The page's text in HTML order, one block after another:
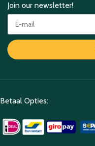
Join our newsletter!
Betaal Opties: